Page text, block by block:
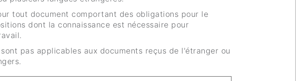
tout document comportant des obligations pour le
dont la connaissance est nécessaire pour
pas applicables aux documents reçus de l'étranger ou